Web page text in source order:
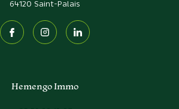
64120 Saint-Palais
Hemengo Immo